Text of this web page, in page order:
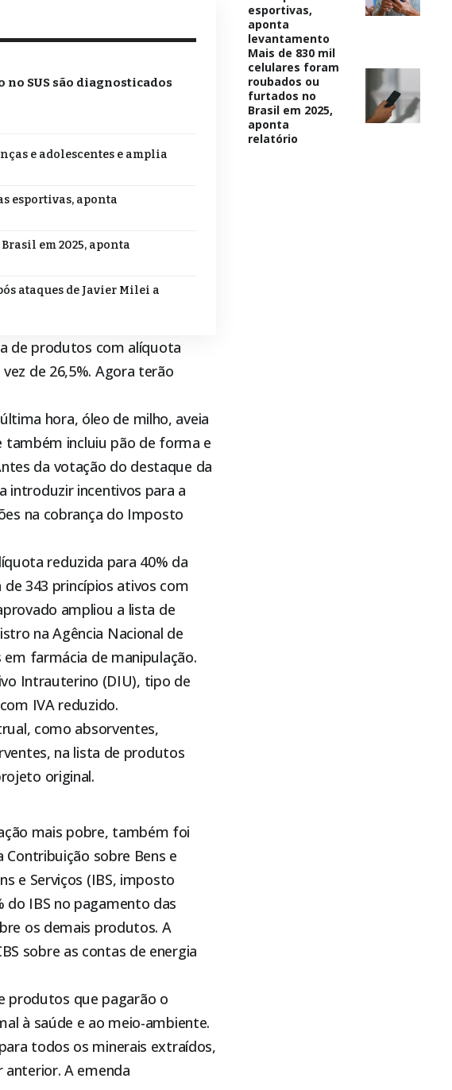
no SUS são diagnosticados
e adolescentes e amplia
esportivas, aponta
em 2025, aponta
ataques de Javier Milei a
de produtos com alíquota
de 26,5%. Agora terão
hora, óleo de milho, aveia
também incluiu pão de forma e
da votação do destaque da
introduzir incentivos para a
na cobrança do Imposto
reduzida para 40% da
343 princípios ativos com
ampliou a lista de
na Agência Nacional de
farmácia de manipulação.
Intrauterino (DIU), tipo de
IVA reduzido.
como absorventes,
na lista de produtos
original.
mais pobre, também foi
sobre Bens e
e Serviços (IBS, imposto
do IBS no pagamento das
os demais produtos. A
sobre as contas de energia
produtos que pagarão o
à saúde e ao meio-ambiente.
todos os minerais extraídos,
A emenda
esportivas,
aponta
levantamento
Mais de 830 mil
celulares foram
roubados ou
furtados no
Brasil em 2025,
aponta
relatório